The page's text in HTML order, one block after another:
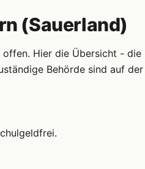
(Sauerland)
offen. Hier die Übersicht - die
Behörde sind auf der